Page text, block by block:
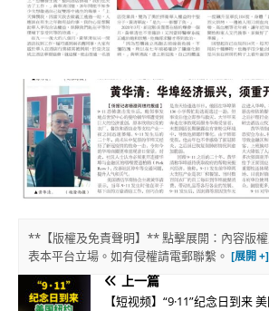
**【版權及免責聲明】** 點擊展開：內容版
表本平台立場。如有侵權請電郵聯繫。
上一篇
【短视频】“9·11”纪念日到来